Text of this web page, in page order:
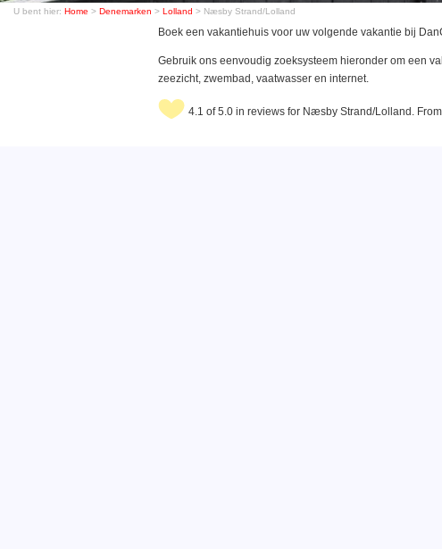
U bent hier: Home > Denemarken > Lolland > Næsby Strand/Lolland
Boek een vakantiehuis voor uw volgende vakantie bij
Gebruik ons eenvoudig zoeksysteem hieronder om een
zeezicht, zwembad, vaatwasser en internet.
4.1 of 5.0 in reviews for Næsby Strand/Lolland.